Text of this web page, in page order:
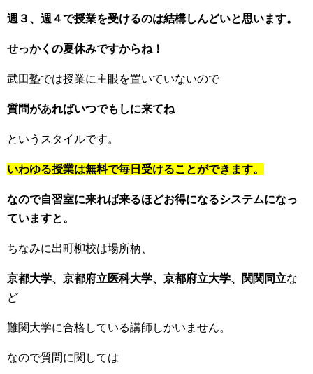
週３、週４で授業を受けるのは結構しんどいと思います。
せっかくの夏休みですからね！
武田塾では授業に主眼を置いていないので
質問があればいつでもしに来てね
というスタイルです。
いわゆる授業は無料で毎日受けることができます。
なので自習室に来れば来るほどお得になるシステムになっ
ていますと。
ちなみに出町柳校は場所柄、
京都大学、京都府立医科大学、京都府立大学、関関同立な
ど
難関大学に合格している講師しかいません。
なので質問に関しては